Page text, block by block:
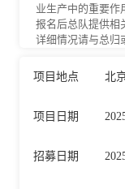
业生产中的重要作
报名后总队提供相
详细情况请与总归
项目地点 北
项目日期
招募日期